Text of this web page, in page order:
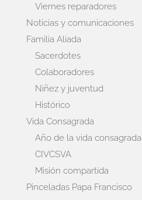
Viernes reparadores
Noticias y comunicaciones
Familia Aliada
Sacerdotes
Colaboradores
Niñez y juventud
Histórico
Vida Consagrada
Año de la vida consagrada
CIVCSVA
Misión compartida
Pinceladas Papa Francisco